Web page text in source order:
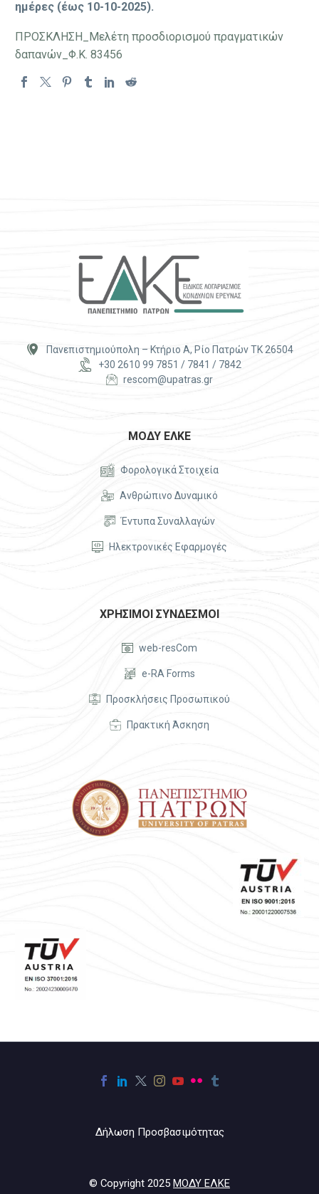
ημέρες (έως 10-10-2025).
ΠΡΟΣΚΛΗΣΗ_Μελέτη προσδιορισμού πραγματικών
δαπανών_Φ.Κ. 83456

 Πανεπιστημιούπολη – Κτήριο Α, Ρίο Πατρών ΤΚ 26504


+30 2610 99 7851 / 7841 / 7842

 rescom@upatras.gr
ΜΟΔΥ ΕΛΚΕ

 Φορολογικά Στοιχεία

 Ανθρώπινο Δυναμικό

 Έντυπα Συναλλαγών

 Ηλεκτρονικές Εφαρμογές
ΧΡΗΣΙΜΟΙ ΣΥΝΔΕΣΜΟΙ

 web-resCom

 e-RA Forms

 Προσκλήσεις Προσωπικού

 Πρακτική Άσκηση
Δήλωση Προσβασιμότητας
© Copyright 2025 ΜΟΔΥ ΕΛΚΕ